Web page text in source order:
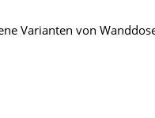
Varianten von